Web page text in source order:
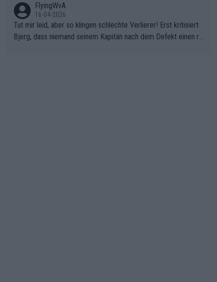
FlyingWvA
16-04-2026
Tut mir leid, aber so klingen schlechte Verlierer! Erst kritisiert
Bjerg, dass niemand seinem Kapitän nach dem Defekt einen ro